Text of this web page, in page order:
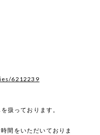
6212239
扱っております。
間をいただいておりま